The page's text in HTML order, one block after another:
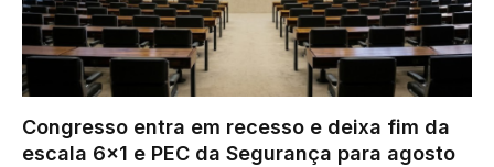
Congresso entra em recesso e deixa fim da
escala 6×1 e PEC da Segurança para agosto